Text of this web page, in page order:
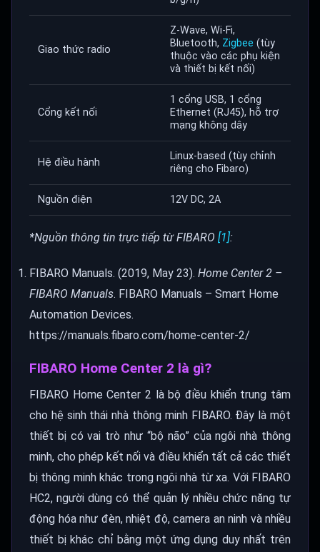
Giao thức radio
Z-Wave, Wi-Fi,
Bluetooth, Zigbee (tùy
thuộc vào các phụ kiện
và thiết bị kết nối)
Cổng kết nối
1 cổng USB, 1 cổng
Ethernet (RJ45), hỗ trợ
mạng không dây
Hệ điều hành
Linux-based (tùy chỉnh
riêng cho Fibaro)
Nguồn điện 12V DC, 2A
*Nguồn thông tin trực tiếp từ FIBARO [1]:
FIBARO Manuals. (2019, May 23). Home Center 2 –
FIBARO Manuals. FIBARO Manuals – Smart Home
Automation Devices.
https://manuals.fibaro.com/home-center-2/
FIBARO Home Center 2 là gì?
FIBARO Home Center 2 là bộ điều khiển trung tâm
cho hệ sinh thái nhà thông minh FIBARO. Đây là một
thiết bị có vai trò như “bộ não” của ngôi nhà thông
minh, cho phép kết nối và điều khiển tất cả các thiết
bị thông minh khác trong ngôi nhà từ xa. Với FIBARO
HC2, người dùng có thể quản lý nhiều chức năng tự
động hóa như đèn, nhiệt độ, camera an ninh và nhiều
thiết bị khác chỉ bằng một ứng dụng duy nhất trên